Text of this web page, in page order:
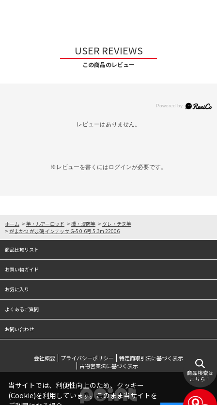
USER REVIEWS
この商品のレビュー
レビューはありません。
※レビューを書くには ログインが必要です。
ホーム > 竿・ルアーロッド > 磯・堤防竿 > グレ・チヌ竿
> がまかつ がま磯 インテッサ G-5 0.6号 5.3m 22006
商品比較リスト
お買い物ガイド
お気に入り
よくあるご質問
お問い合わせ
会社概要 プライバシーポリシー
特定商取引法に基づく表示
古物営業法に基づく表示
商品検索は
こちら！
当サイトでは、利便性向上のため、クッキー
(Cookie)を利用しています。このまま当サイトを